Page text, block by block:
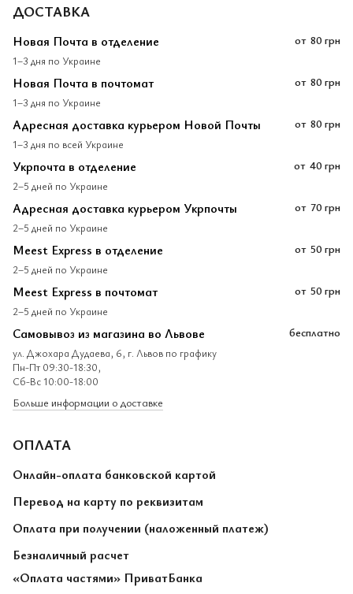
ДОСТАВКА
Новая Почта в отделение
1–3 дня по Украине
от 80 грн
Новая Почта в почтомат
1–3 дня по Украине
от 80 грн
Адресная доставка курьером Новой Почты
1–3 дня по всей Украине
от 80 грн
Укрпочта в отделение
2–5 дней по Украине
от 40 грн
Адресная доставка курьером Укрпочты
2–5 дней по Украине
от 70 грн
Meest Express в отделение
2–5 дней по Украине
от 50 грн
Meest Express в почтомат
2–5 дней по Украине
от 50 грн
Самовывоз из магазина во Львове
ул. Джохара Дудаева, 6, г. Львов по графику
Пн-Пт 09:30-18:30,
Сб-Вс 10:00-18:00
бесплатно
Больше информации о доставке
ОПЛАТА
Онлайн-оплата банковской картой
Перевод на карту по реквизитам
Оплата при получении (наложенный платеж)
Безналичный расчет
«Оплата частями» ПриватБанка